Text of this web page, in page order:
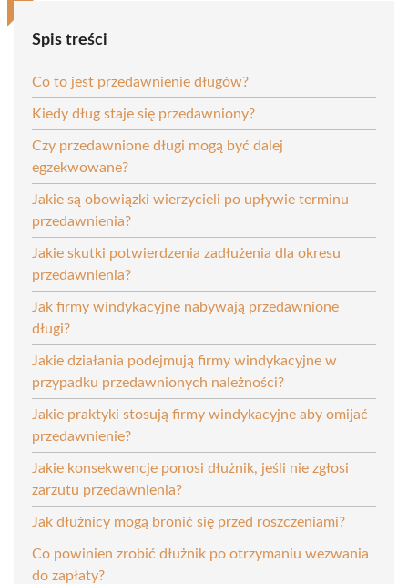
Spis treści
Co to jest przedawnienie długów?
Kiedy dług staje się przedawniony?
Czy przedawnione długi mogą być dalej
egzekwowane?
Jakie są obowiązki wierzycieli po upływie terminu
przedawnienia?
Jakie skutki potwierdzenia zadłużenia dla okresu
przedawnienia?
Jak firmy windykacyjne nabywają przedawnione
długi?
Jakie działania podejmują firmy windykacyjne w
przypadku przedawnionych należności?
Jakie praktyki stosują firmy windykacyjne aby omijać
przedawnienie?
Jakie konsekwencje ponosi dłużnik, jeśli nie zgłosi
zarzutu przedawnienia?
Jak dłużnicy mogą bronić się przed roszczeniami?
Co powinien zrobić dłużnik po otrzymaniu wezwania
do zapłaty?